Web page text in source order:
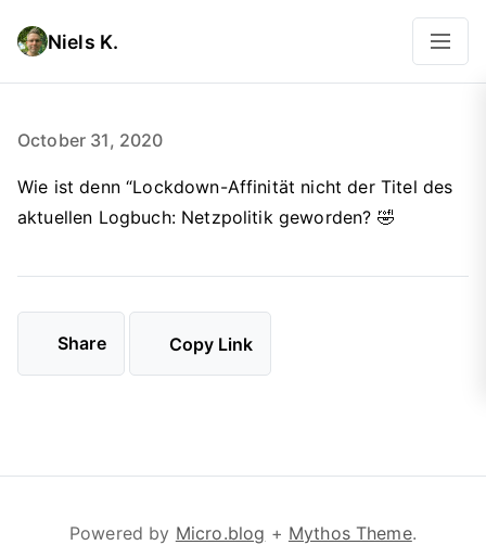
Niels K.
October 31, 2020
Wie ist denn “Lockdown-Affinität nicht der Titel des
aktuellen Logbuch: Netzpolitik geworden? 🤣
Share Copy Link
Powered by Micro.blog + Mythos Theme.